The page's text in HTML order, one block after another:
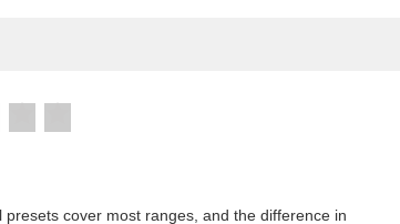
cover most ranges, and the difference in